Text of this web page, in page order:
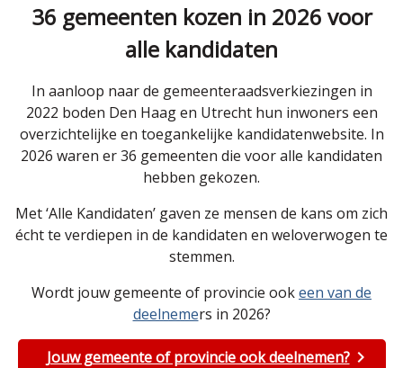
36 gemeenten kozen in 2026 voor
alle kandidaten
In aanloop naar de gemeenteraadsverkiezingen in
2022 boden Den Haag en Utrecht hun inwoners een
overzichtelijke en toegankelijke kandidatenwebsite. In
2026 waren er 36 gemeenten die voor alle kandidaten
hebben gekozen.
Met ‘Alle Kandidaten’ gaven ze mensen de kans om zich
écht te verdiepen in de kandidaten en weloverwogen te
stemmen.
Wordt jouw gemeente of provincie ookeen van de
deelnemers in 2026?
Jouw gemeente of provincie ook deelnemen?